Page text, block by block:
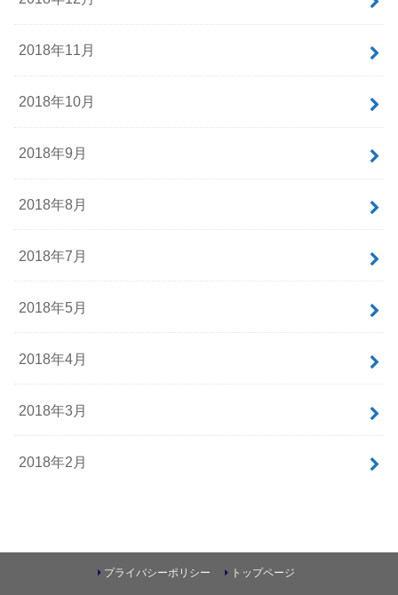
2018年11月
2018年10月
2018年9月
2018年8月
2018年7月
2018年5月
2018年4月
2018年3月
2018年2月
プライバシーポリシー トップページ